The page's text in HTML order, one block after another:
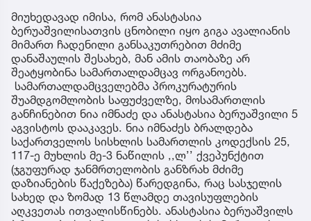
მიუხედავად იმისა, რომ ანასტასია
ბერუაშვილისათვის ცნობილი იყო გიგა ავალიანის
მიმართ ჩადენილი განსაკუთრებით მძიმე
დანაშაულის შესახებ, მან ამის თაობაზე არ
შეატყობინა სამართალდამცავ ორგანოებს.
სამართალდამცველებმა პროკურატურის
შუამდგომლობის საფუძველზე, მოსამართლის
განჩინებით ნია იმნაძე და ანასტასია ბერუაშვილი 5
აგვისტოს დააკავეს. ნია იმნაძეს ბრალდება
საქართველოს სისხლის სამართლის კოდექსის 25,
117-ე მუხლის მე-3 ნაწილის ,,ლ’’ ქვეპუნქტით
(ჯგუფურად ჯანმრთელობის განზრახ მძიმე
დაზიანების წაქეზება) წარედგინა, რაც სასჯელის
სახედ და ზომად 13 წლამდე თავისუფლების
აღკვეთას ითვალისწინებს. ანასტასია ბერუაშვილს